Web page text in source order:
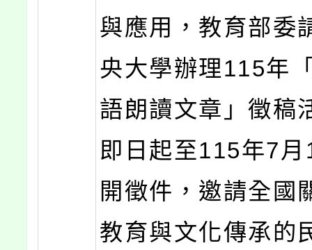
與應用，教育部委
央大學辦理115年
語朗讀文章」徵稿
即日起至115年7
開徵件，邀請全國
教育與文化傳承的